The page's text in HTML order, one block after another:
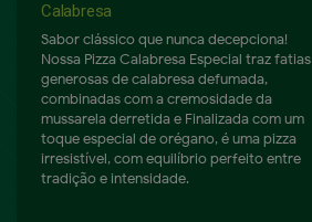
Calabresa
Sabor clássico que nunca decepciona!
Nossa Pizza Calabresa Especial traz fatias
generosas de calabresa defumada,
combinadas com a cremosidade da
mussarela derretida e Finalizada com um
toque especial de orégano, é uma pizza
irresistível, com equilíbrio perfeito entre
tradição e intensidade.